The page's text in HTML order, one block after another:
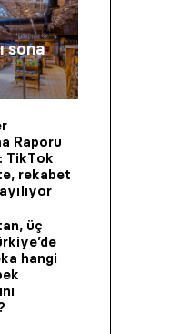
sona
Raporu
TikTok
rekabet
üç
hangi